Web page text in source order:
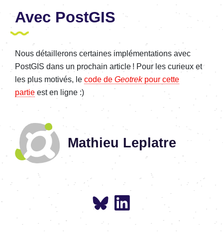
Avec PostGIS
Nous détaillerons certaines implémentations avec
PostGIS dans un prochain article ! Pour les curieux et
les plus motivés, le code de Geotrekpour cette
partie est en ligne :)
Mathieu Leplatre